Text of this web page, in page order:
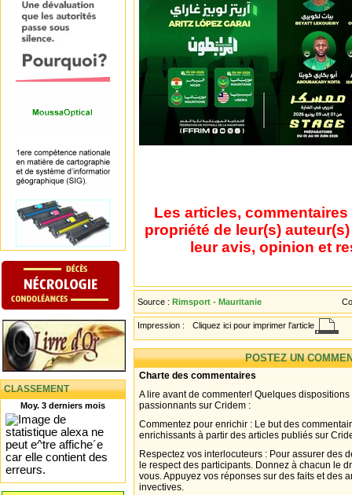
CLASSEMENT
Moy. 3 derniers mois
Les articles,
propriété de leur(s)
leur avis, opinion et
Source : Rimsport - Mauritanie
Impression : Cliquez ici pour imprimer l'article
POSTEZ UN
Charte des commentaires
A lire avant de commenter! Quelques
passionnants sur Cridem :
Commentez pour enrichir : Le but des
enrichissants à partir des articles publiés sur
Respectez vos interlocuteurs : Pour assurer des
le respect des participants. Donnez à chacun le
vous. Appuyez vos réponses sur des faits et des
invectives.